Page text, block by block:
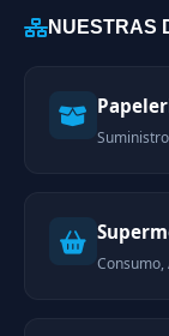
NUESTRAS
Consumo,